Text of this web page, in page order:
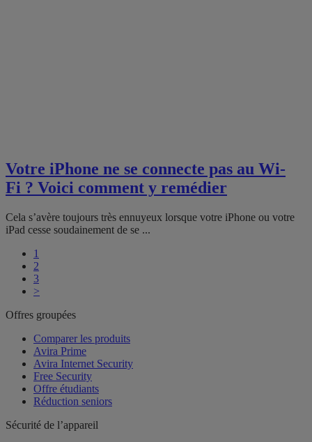
Votre iPhone ne se connecte pas au Wi-
Fi ? Voici comment y remédier
Cela s’avère toujours très ennuyeux lorsque votre iPhone ou votre
iPad cesse soudainement de se ...
1
2
3
>
Offres groupées
Comparer les produits
Avira Prime
Avira Internet Security
Free Security
Offre étudiants
Réduction seniors
Sécurité de l’appareil